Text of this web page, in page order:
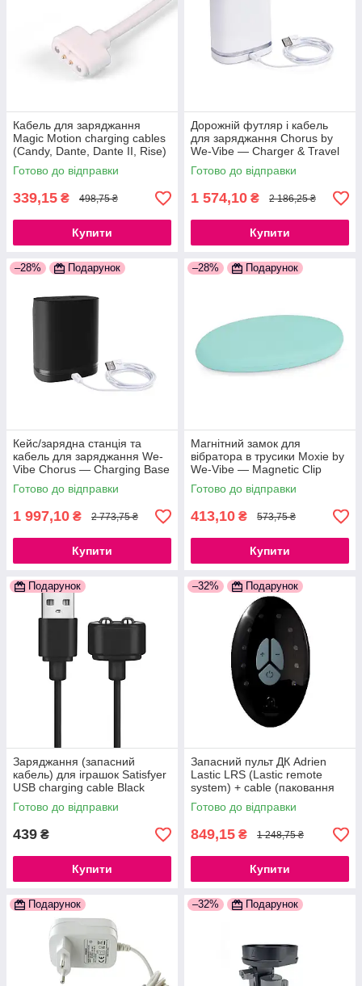
Кабель для заряджання
Magic Motion charging cables
(Candy, Dante, Dante II, Rise)
777Store.com.ua
Готово до відправки
339,15 ₴ 498,75 ₴
Купити
Дорожній футляр і кабель
для заряджання Chorus by
We-Vibe — Charger & Travel
Case w/USB Cable
777Store.com.ua
Готово до відправки
1 574,10 ₴ 2 186,25 ₴
Купити
–28% Подарунок
Кейс/зарядна станція та
кабель для заряджання We-
Vibe Chorus — Charging Base
w/USB Cable 777Store.com.ua
Готово до відправки
1 997,10 ₴ 2 773,75 ₴
Купити
–28% Подарунок
Магнітний замок для
вібратора в трусики Moxie by
We-Vibe — Magnetic Clip
Aqua 777Store.com.ua
Готово до відправки
413,10 ₴ 573,75 ₴
Купити
Подарунок
Заряджання (запасний
кабель) для іграшок Satisfyer
USB charging cable Black
777Store.com.ua
Готово до відправки
439 ₴
Купити
–32% Подарунок
Запасний пульт ДК Adrien
Lastic LRS (Lastic remote
system) + cable (паковання
пакет) 777Store.com.ua
Готово до відправки
849,15 ₴ 1 248,75 ₴
Купити
Подарунок –32% Подарунок